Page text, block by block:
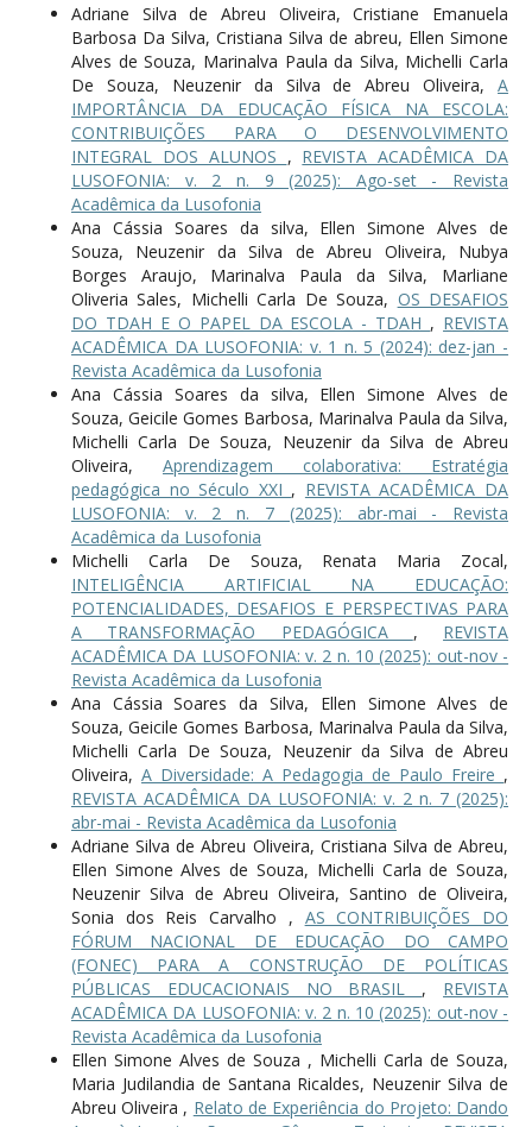
Adriane Silva de Abreu Oliveira, Cristiane Emanuela
Barbosa Da Silva, Cristiana Silva de abreu, Ellen Simone
Alves de Souza, Marinalva Paula da Silva, Michelli Carla
De Souza, Neuzenir da Silva de Abreu Oliveira,A
IMPORTÂNCIA DA EDUCAÇÃO FÍSICA NA ESCOLA:
CONTRIBUIÇÕES PARA O DESENVOLVIMENTO
INTEGRAL DOS ALUNOS , REVISTA ACADÊMICA DA
LUSOFONIA: v. 2 n. 9 (2025): Ago-set - Revista
Acadêmica da Lusofonia
Ana Cássia Soares da silva, Ellen Simone Alves de
Souza, Neuzenir da Silva de Abreu Oliveira, Nubya
Borges Araujo, Marinalva Paula da Silva, Marliane
Oliveria Sales, Michelli Carla De Souza, OS DESAFIOS
DO TDAH E O PAPEL DA ESCOLA - TDAH , REVISTA
ACADÊMICA DA LUSOFONIA: v. 1 n. 5 (2024): dez-jan -
Revista Acadêmica da Lusofonia
Ana Cássia Soares da silva, Ellen Simone Alves de
Souza, Geicile Gomes Barbosa, Marinalva Paula da Silva,
Michelli Carla De Souza, Neuzenir da Silva de Abreu
Oliveira, Aprendizagem colaborativa: Estratégia
pedagógica no Século XXI , REVISTA ACADÊMICA DA
LUSOFONIA: v. 2 n. 7 (2025): abr-mai - Revista
Acadêmica da Lusofonia
Michelli Carla De Souza, Renata Maria Zocal,
INTELIGÊNCIA ARTIFICIAL NA EDUCAÇÃO:
POTENCIALIDADES, DESAFIOS E PERSPECTIVAS PARA
A TRANSFORMAÇÃO PEDAGÓGICA , REVISTA
ACADÊMICA DA LUSOFONIA: v. 2 n. 10 (2025): out-nov -
Revista Acadêmica da Lusofonia
Ana Cássia Soares da Silva, Ellen Simone Alves de
Souza, Geicile Gomes Barbosa, Marinalva Paula da Silva,
Michelli Carla De Souza, Neuzenir da Silva de Abreu
Oliveira, A Diversidade: A Pedagogia de Paulo Freire ,
REVISTA ACADÊMICA DA LUSOFONIA: v. 2 n. 7 (2025):
abr-mai - Revista Acadêmica da Lusofonia
Adriane Silva de Abreu Oliveira, Cristiana Silva de Abreu,
Ellen Simone Alves de Souza, Michelli Carla de Souza,
Neuzenir Silva de Abreu Oliveira, Santino de Oliveira,
Sonia dos Reis Carvalho , AS CONTRIBUIÇÕES DO
FÓRUM NACIONAL DE EDUCAÇÃO DO CAMPO
(FONEC) PARA A CONSTRUÇÃO DE POLÍTICAS
PÚBLICAS EDUCACIONAIS NO BRASIL , REVISTA
ACADÊMICA DA LUSOFONIA: v. 2 n. 10 (2025): out-nov -
Revista Acadêmica da Lusofonia
Ellen Simone Alves de Souza , Michelli Carla de Souza,
Maria Judilandia de Santana Ricaldes, Neuzenir Silva de
Abreu Oliveira , Relato de Experiência do Projeto: Dando